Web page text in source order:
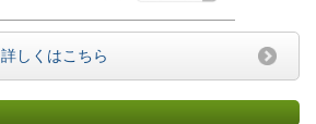
詳しくはこちら